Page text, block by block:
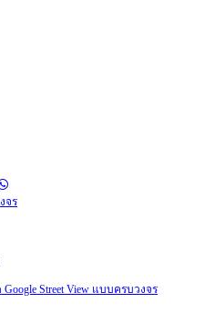
จร
Street View แบบครบวงจร